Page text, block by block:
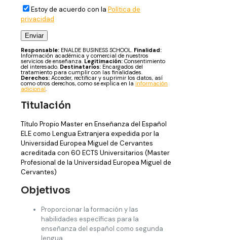
Estoy de acuerdo con la Política de
privacidad
Responsable: ENALDE BUSINESS SCHOOL. Finalidad:
Información académica y comercial de nuestros
servicios de enseñanza. Legitimación: Consentimiento
del interesado. Destinatarios: Encargados del
tratamiento para cumplir con las finalidades.
Derechos: Acceder, rectificar y suprimir los datos, así
como otros derechos, como se explica en la información
adicional
Titulación
Título Propio Master en Enseñanza del Español
ELE como Lengua Extranjera expedida por la
Universidad Europea Miguel de Cervantes
acreditada con 60 ECTS Universitarios (Master
Profesional de la Universidad Europea Miguel de
Cervantes)
Objetivos
Proporcionar la formación y las
habilidades específicas para la
enseñanza del español como segunda
lengua.